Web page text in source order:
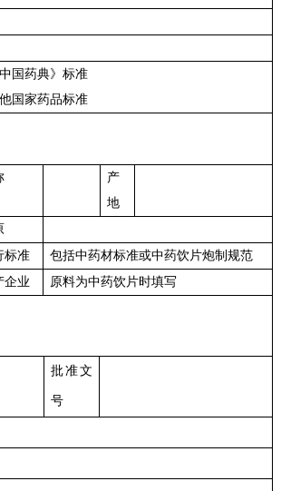
国药典》标准
国家药品标准
产
地
标准
包括中药材标准或中药饮片炮制规范
企业
原料为中药饮片时填写
批准文
号